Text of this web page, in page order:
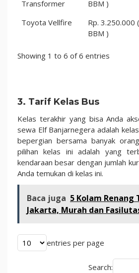
Transformer
BBM )
Toyota Vellfire
Rp. 3.250.000
BBM )
Showing 1 to 6 of 6 entries
3. Tarif Kelas Bus
Kelas terakhir yang bisa Anda
sewa Elf Banjarnegera adalah
bepergian bersama banyak
pilihan kelas ini adalah yang
kendaraan besar dengan jumlah
Anda temukan di kelas ini.
Baca juga 5 Kolam Renang
Jakarta, Murah dan
entries per page
Search: